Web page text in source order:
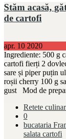
Stăm acasă,
de cartofi
apr. 10 2020
Ingrediente: 500 g
cartofi fierți 2
sare și piper puțin
roșii cherry 100 g
gust Mod de
Retete
0
bucataria
salata cartofi